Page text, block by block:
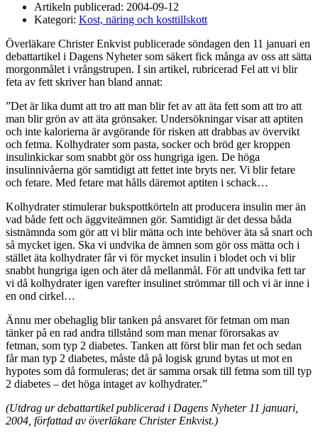
Artikeln publicerad: 2004-09-12
Kategori: Kost, näring och kosttillskott
Överläkare Christer Enkvist publicerade söndagen den 11 januari en
debattartikel i Dagens Nyheter som säkert fick många av oss att sätta
morgonmålet i vrångstrupen. I sin artikel, rubricerad Fel att vi blir
feta av fett skriver han bland annat:
”Det är lika dumt att tro att man blir fet av att äta fett som att tro att
man blir grön av att äta grönsaker. Undersökningar visar att aptiten
och inte kalorierna är avgörande för risken att drabbas av övervikt
och fetma. Kolhydrater som pasta, socker och bröd ger kroppen
insulinkickar som snabbt gör oss hungriga igen. De höga
insulinnivåerna gör samtidigt att fettet inte bryts ner. Vi blir fetare
och fetare. Med fetare mat hålls däremot aptiten i schack…
Kolhydrater stimulerar bukspottkörteln att producera insulin mer än
vad både fett och äggviteämnen gör. Samtidigt är det dessa båda
sistnämnda som gör att vi blir mätta och inte behöver äta så snart och
så mycket igen. Ska vi undvika de ämnen som gör oss mätta och i
stället äta kolhydrater får vi för mycket insulin i blodet och vi blir
snabbt hungriga igen och äter då mellanmål. För att undvika fett tar
vi då kolhydrater igen varefter insulinet strömmar till och vi är inne i
en ond cirkel…
Ännu mer obehaglig blir tanken på ansvaret för fetman om man
tänker på en rad andra tillstånd som man menar förorsakas av
fetman, som typ 2 diabetes. Tanken att först blir man fet och sedan
får man typ 2 diabetes, måste då på logisk grund bytas ut mot en
hypotes som då formuleras; det är samma orsak till fetma som till typ
2 diabetes – det höga intaget av kolhydrater.”
(Utdrag ur debattartikel publicerad i Dagens Nyheter 11 januari,
2004, författad av överläkare Christer Enkvist.)